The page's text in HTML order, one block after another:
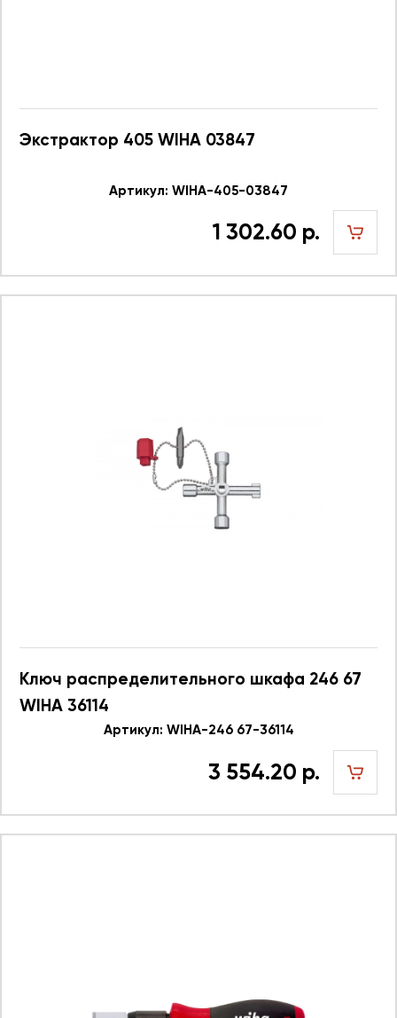
Экстрактор 405 WIHA 03847
Артикул: WIHA-405-03847
1 302.60 р.
Ключ распределительного шкафа 246 67
WIHA 36114
Артикул: WIHA-246 67-36114
3 554.20 р.